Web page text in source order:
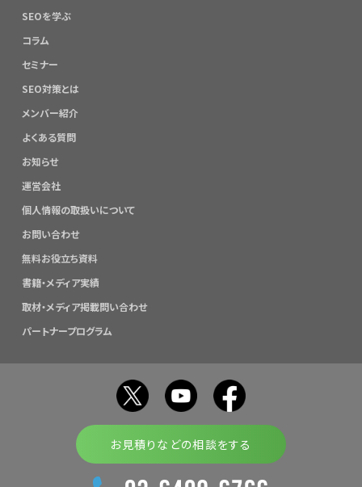
SEOを学ぶ
コラム
セミナー
SEO対策とは
メンバー紹介
よくある質問
お知らせ
運営会社
個人情報の取扱いについて
お問い合わせ
無料お役立ち資料
書籍・メディア実績
取材・メディア掲載問い合わせ
パートナープログラム
お見積りなどの相談をする